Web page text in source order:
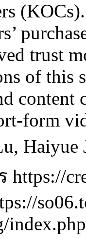
trust
of this
content
form
Haiyue